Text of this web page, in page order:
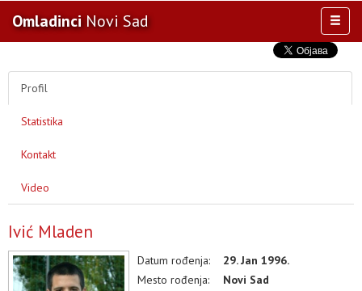
OmladinciNovi Sad
KLUB
OSTALE SELEKCIJE
Profil
Statistika
Kontakt
Video
Ivić Mladen
Datum rođenja:
29. Jan 1996.
Mesto rođenja:
Novi Sad